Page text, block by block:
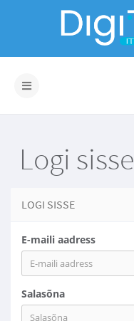
Toggle
Logi sisse
LOGI SISSE
E-maili aadress
Salasõna